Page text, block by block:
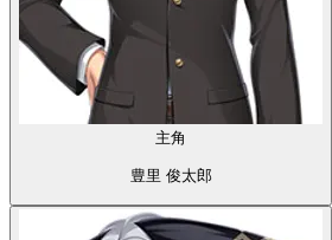
主角
豊里 俊太郎